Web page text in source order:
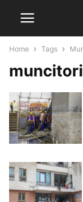
Home Tags
muncitori